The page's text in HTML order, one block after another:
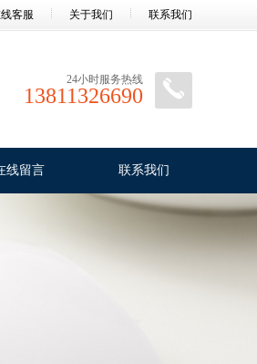
客服 关于我们 联系我们
24小时服务热线
13811326690
线留言 联系我们